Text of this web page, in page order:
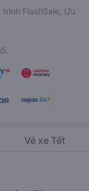
FlashSale, Ưu
Vé xe Tết